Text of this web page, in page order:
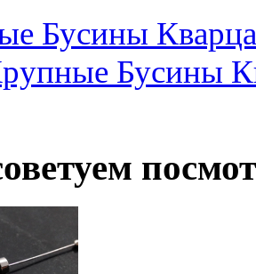
Бусины
Бусины